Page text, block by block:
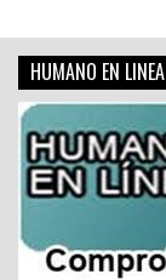
entradas
HUMANO EN LINEA